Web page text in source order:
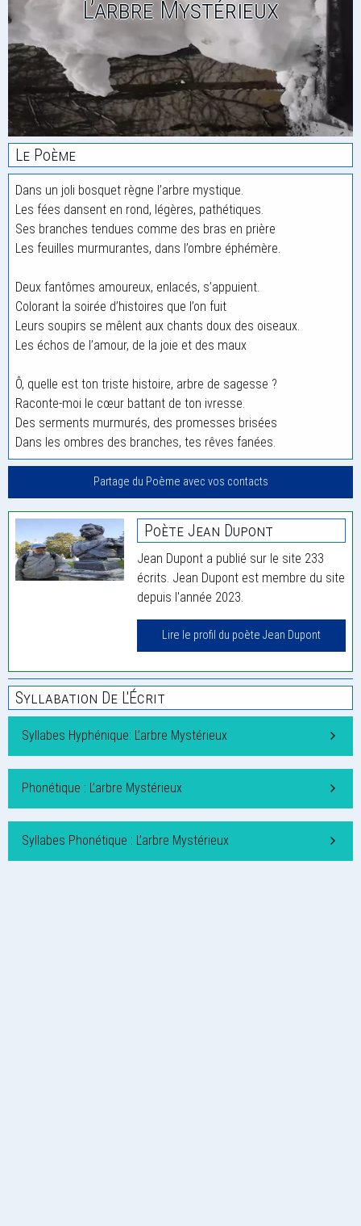
L’arbre Mystérieux
Le Poème
Dans un joli bosquet règne l’arbre mystique.
Les fées dansent en rond, légères, pathétiques.
Ses branches tendues comme des bras en prière
Les feuilles murmurantes, dans l’ombre éphémère.
Deux fantômes amoureux, enlacés, s’appuient.
Colorant la soirée d’histoires que l’on fuit
Leurs soupirs se mêlent aux chants doux des oiseaux.
Les échos de l’amour, de la joie et des maux
Ô, quelle est ton triste histoire, arbre de sagesse ?
Raconte-moi le cœur battant de ton ivresse.
Des serments murmurés, des promesses brisées
Dans les ombres des branches, tes rêves fanées.
Partage du Poème avec vos contacts
Poète Jean Dupont
Jean Dupont a publié sur le site 233
écrits. Jean Dupont est membre du site
depuis l'année 2023.
Lire le profil du poète Jean Dupont
Syllabation De L'Écrit
Syllabes Hyphénique: L’arbre Mystérieux
Phonétique : L’arbre Mystérieux
Syllabes Phonétique : L’arbre Mystérieux